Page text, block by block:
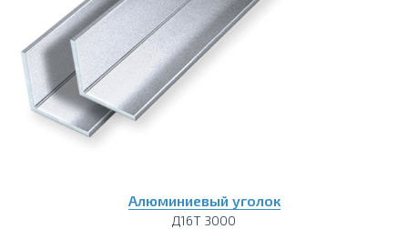
Алюминиевый уголок
Д16Т 3000